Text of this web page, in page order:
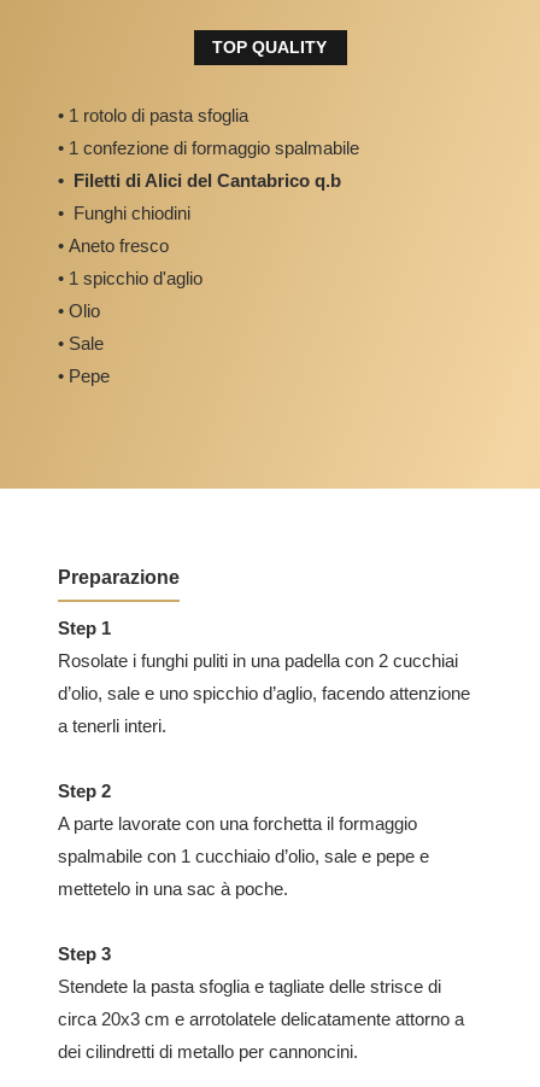
TOP QUALITY
• 1 rotolo di pasta sfoglia
• 1 confezione di formaggio spalmabile
• Filetti di Alici del Cantabrico q.b
• Funghi chiodini
• Aneto fresco
• 1 spicchio d'aglio
• Olio
• Sale
• Pepe
Preparazione
Step 1
Rosolate i funghi puliti in una padella con 2 cucchiai
d’olio, sale e uno spicchio d’aglio, facendo attenzione
a tenerli interi.
Step 2
A parte lavorate con una forchetta il formaggio
spalmabile con 1 cucchiaio d’olio, sale e pepe e
mettetelo in una sac à poche.
Step 3
Stendete la pasta sfoglia e tagliate delle strisce di
circa 20x3 cm e arrotolatele delicatamente attorno a
dei cilindretti di metallo per cannoncini.